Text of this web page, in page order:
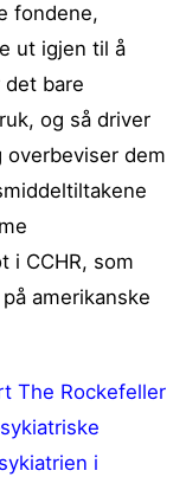
fondene,
ut igjen til å
bare
og så driver
overbeviser dem
i CCHR, som
amerikanske
The Rockefeller
i